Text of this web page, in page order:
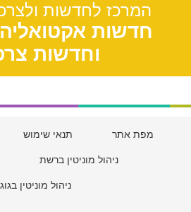
המרכז לחדשות
חדשות
וחדשות
מפת אתר תנאי שימוש
ניהול מוניטין ברשת
ניהול מוניטין